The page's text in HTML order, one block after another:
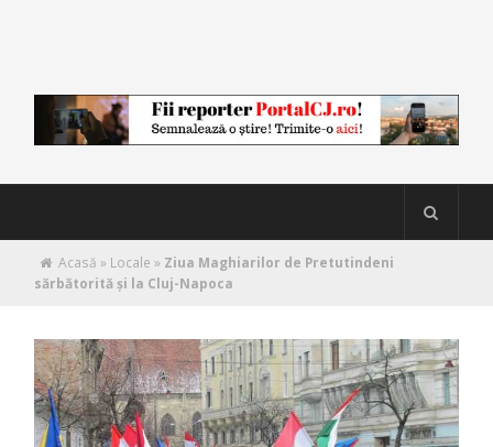
Acasă » Locale » Ziua Maghiarilor de Pretutindeni
sărbătorită și la Cluj-Napoca